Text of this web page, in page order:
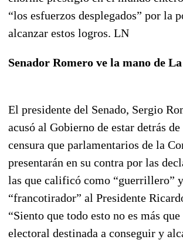
“los esfuerzos desplegados” por la
alcanzar estos logros. LN
Senador Romero ve la mano de
El presidente del Senado, Sergio
acusó al Gobierno de estar detrás
censura que parlamentarios de la
presentarán en su contra por las
las que calificó como “guerrillero” y
“francotirador” al Presidente
“Siento que todo esto no es más
electoral destinada a conseguir y